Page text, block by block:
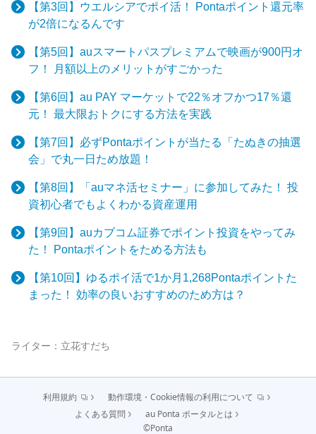
【第3回】ウエルシアでポイ活！ Pontaポイント還元率
が2倍になるんです
【第5回】auスマートパスプレミアムで映画が900円オ
フ！ 月額以上のメリットがすごかった
【第6回】au PAY マーケットで22％オフかつ17％還
元！ 最大限おトクにする方法を実践
【第7回】必ずPontaポイントが当たる「たぬきの抽選
会」で丸一日ため放題！
【第8回】「auマネ活セミナー」に参加してみた！ 投
資初心者でもよくわかる資産運用
【第9回】auカブコム証券でポイント投資をやってみ
た！ Pontaポイントをためる方法も
【第10回】ゆるポイ活で1か月1,268Pontaポイントた
まった！ 効率の良いおすすめのため方は？
ライター： 立花すだち
利用規約
動作環境・Cookie情報の利用について
よくある質問
au Ponta ポータルとは
©Ponta